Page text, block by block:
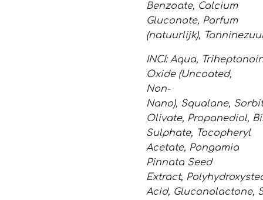
Benzoate, Calcium
Gluconate, Parfum
(natuurlijk),
INCI:Aqua,
Oxide (Uncoated,
Non-
Nano), Squalane,
Olivate, Propanediol,
Sulphate, Tocopheryl
Acetate, Pongamia
Pinnata Seed
Extract,
Acid, Gluconolactone,